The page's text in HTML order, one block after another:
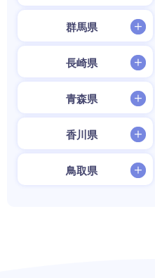
群馬県
長崎県
青森県
香川県
鳥取県